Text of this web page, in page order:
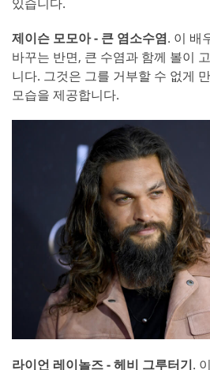
제이슨 모모아 - 큰 염소수염. 이 배
바꾸는 반면, 큰 수염과 함께 볼이
니다. 그것은 그를 거부할 수 없게
모습을 제공합니다.
라이언 레이놀즈 - 헤비 그루터기.